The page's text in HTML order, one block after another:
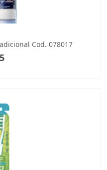
Cod. 078017